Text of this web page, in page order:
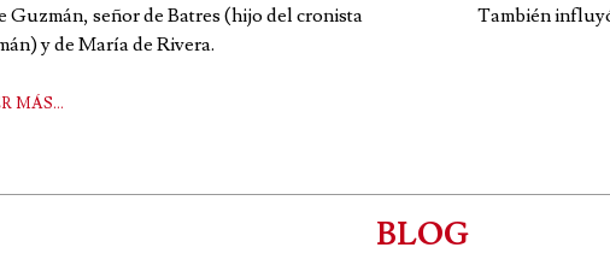
Guzmán, señor de Batres (hijo del cronista
y de María de Rivera.
MÁS…
También
BLOG